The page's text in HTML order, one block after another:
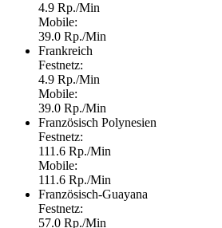
4.9 Rp./Min
Mobile:
39.0 Rp./Min
Frankreich
Festnetz:
4.9 Rp./Min
Mobile:
39.0 Rp./Min
Französisch Polynesien
Festnetz:
111.6 Rp./Min
Mobile:
111.6 Rp./Min
Französisch-Guayana
Festnetz:
57.0 Rp./Min